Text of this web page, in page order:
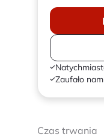
Zaufało
Czas trwania